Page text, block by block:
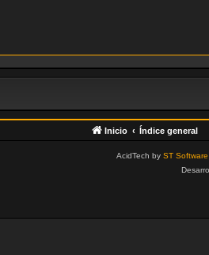
Inicio Índice general
AcidTech by ST Software